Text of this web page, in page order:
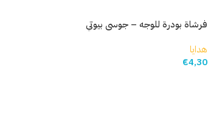
فرشاة بودرة للوجه – جوسي بيوتي
هدايا
€4,30